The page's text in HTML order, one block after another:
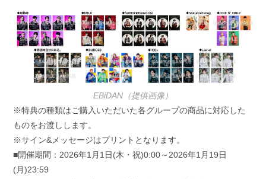
EBiDAN（提供画像）
※特典の種類はご購入いただいた各グループの商品に対応した
ものをお渡しします。
※サイン&メッセージはプリントとなります。
■開催期間：2026年1月1日(木・祝)0:00～2026年1月19日
(月)23:59